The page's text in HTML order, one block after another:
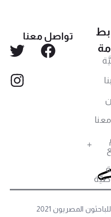
تواصل معنا
المصريون 2021